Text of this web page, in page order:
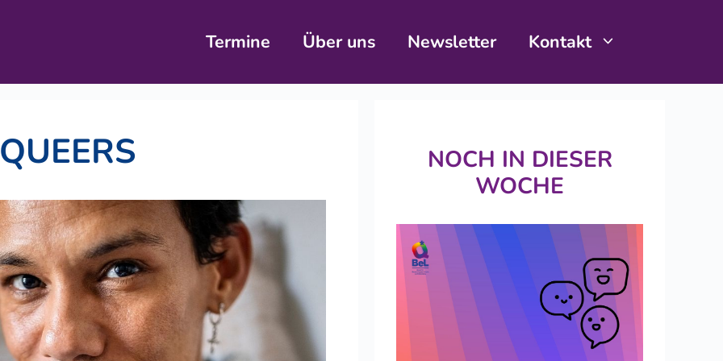
Termine Über uns Newsletter Kontakt
NOCH IN DIESER
WOCHE